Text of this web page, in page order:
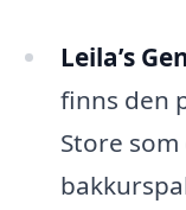
Leila’s
finns den
Store